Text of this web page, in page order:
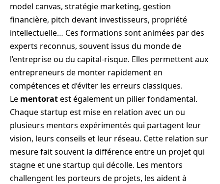
model canvas, stratégie marketing, gestion
financière, pitch devant investisseurs, propriété
intellectuelle… Ces formations sont animées par des
experts reconnus, souvent issus du monde de
l’entreprise ou du capital-risque. Elles permettent aux
entrepreneurs de monter rapidement en
compétences et d’éviter les erreurs classiques.
Le mentoratest également un pilier fondamental.
Chaque startup est mise en relation avec un ou
plusieurs mentors expérimentés qui partagent leur
vision, leurs conseils et leur réseau. Cette relation sur
mesure fait souvent la différence entre un projet qui
stagne et une startup qui décolle. Les mentors
challengent les porteurs de projets, les aident à